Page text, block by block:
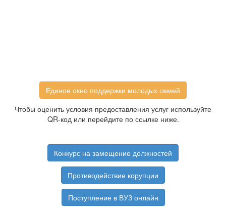
Единое окно поддержки молодых семей
Чтобы оценить условия предоставления услуг используйте
QR-код или перейдите по ссылке ниже.
Конкурс на замещение должностей
Противодействие корупции
Поступление в ВУЗ онлайн